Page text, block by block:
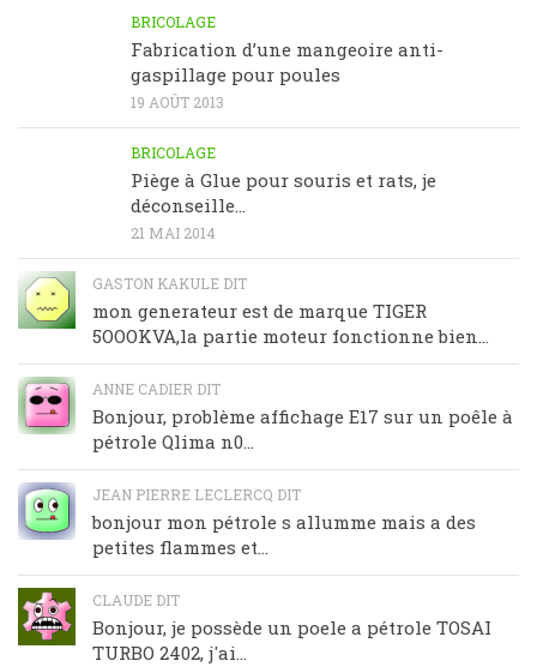
BRICOLAGE
Fabrication d’une mangeoire anti-
gaspillage pour poules
19 AOÛT 2013
BRICOLAGE
Piège à Glue pour souris et rats, je
déconseille…
21 MAI 2014
GASTON KAKULE DIT
mon generateur est de marque TIGER
5OOOKVA,la partie moteur fonctionne bien...
ANNE CADIER DIT
Bonjour, problème affichage E17 sur un poêle à
pétrole Qlima n0...
JEAN PIERRE LECLERCQ DIT
bonjour mon pétrole s allumme mais a des
petites flammes et...
CLAUDE DIT
Bonjour, je possède un poele a pétrole TOSAI
TURBO 2402, j'ai...